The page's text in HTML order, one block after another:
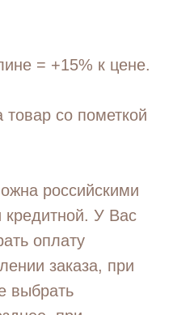
= +15% к цене.
товар со пометкой
российскими
кредитной. У Вас
оплату
заказа, при
выбрать